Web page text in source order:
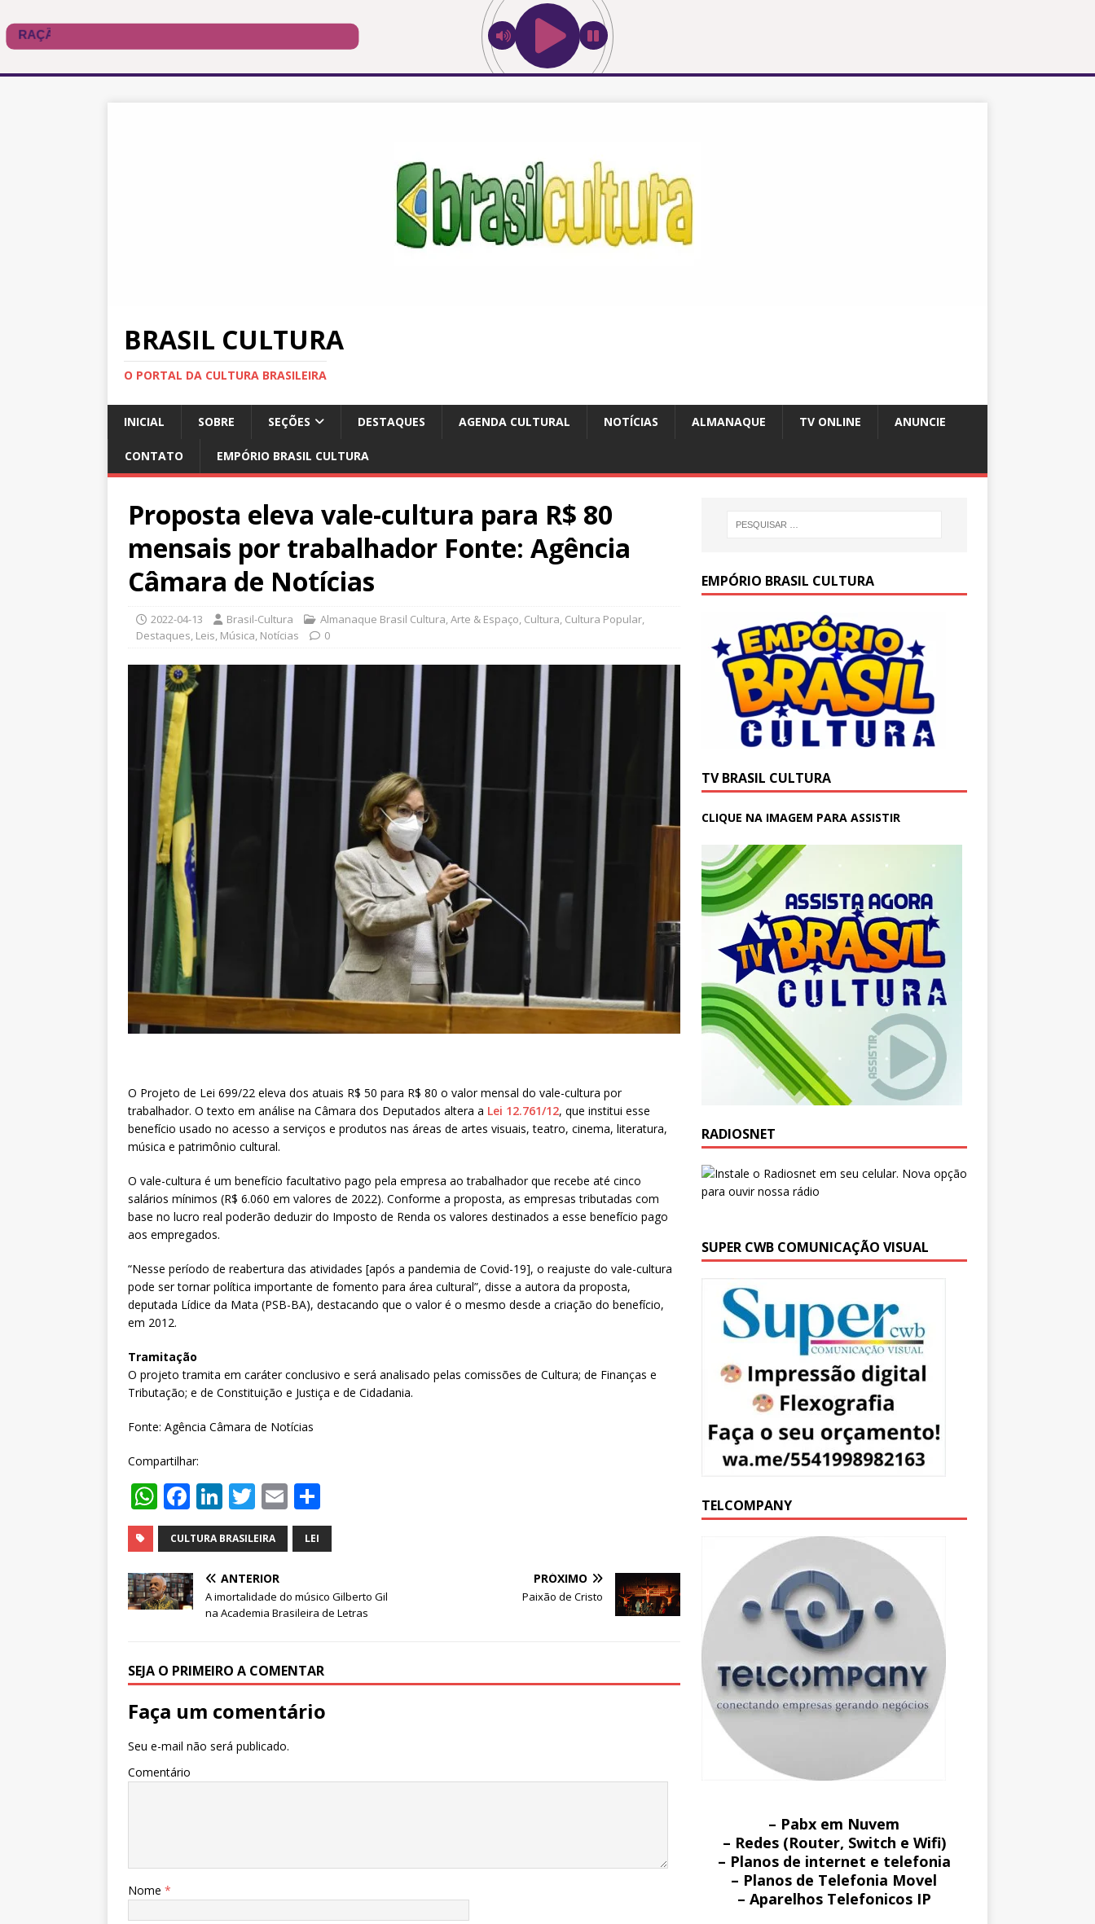
BRASIL CULTURA
O PORTAL DA CULTURA BRASILEIRA
INICIAL SOBRE SEÇÕES DESTAQUES AGENDA CULTURAL NOTÍCIAS ALMANAQUE TV ONLINE ANUNCIE
CONTATO EMPÓRIO BRASIL CULTURA
Proposta eleva vale-cultura para R$ 80
mensais por trabalhador Fonte: Agência
Câmara de Notícias
2022-04-13 Brasil-Cultura Almanaque Brasil Cultura,Arte & Espaço, Cultura, Cultura Popular,
Destaques, Leis, Música, Notícias 0
O Projeto de Lei 699/22 eleva dos atuais R$ 50 para R$ 80 o valor mensal do vale-cultura por
trabalhador. O texto em análise na Câmara dos Deputados altera a Lei 12.761/12, que institui esse
benefício usado no acesso a serviços e produtos nas áreas de artes visuais, teatro, cinema, literatura,
música e patrimônio cultural.
O vale-cultura é um benefício facultativo pago pela empresa ao trabalhador que recebe até cinco
salários mínimos (R$ 6.060 em valores de 2022). Conforme a proposta, as empresas tributadas com
base no lucro real poderão deduzir do Imposto de Renda os valores destinados a esse benefício pago
aos empregados.
“Nesse período de reabertura das atividades [após a pandemia de Covid-19], o reajuste do vale-cultura
pode ser tornar política importante de fomento para área cultural”, disse a autora da proposta,
deputada Lídice da Mata (PSB-BA), destacando que o valor é o mesmo desde a criação do benefício,
em 2012.
Tramitação
O projeto tramita em caráter conclusivo e será analisado pelas comissões de Cultura; de Finanças e
Tributação; e de Constituição e Justiça e de Cidadania.
Fonte: Agência Câmara de Notícias
Compartilhar:
W
h
at
s
A
F
a
c
e
b
o
k
Li
n
k
e
dI
n
T
w
it
te
r
E
m
ai
h
ar
CULTURA BRASILEIRA LEI
ANTERIOR
A imortalidade do músico Gilberto Gil
na Academia Brasileira de Letras
PRÓXIMO
Paixão de Cristo
SEJA O PRIMEIRO A COMENTAR
Faça um comentário
Seu e-mail não será publicado.
Comentário
Nome *
EMPÓRIO BRASIL CULTURA
TV BRASIL CULTURA
CLIQUE NA IMAGEM PARA ASSISTIR
RADIOSNET
SUPER CWB COMUNICAÇÃO VISUAL
TELCOMPANY
– Pabx em Nuvem
– Redes (Router, Switch e Wifi)
– Planos de internet e telefonia
– Planos de Telefonia Movel
– Aparelhos Telefonicos IP